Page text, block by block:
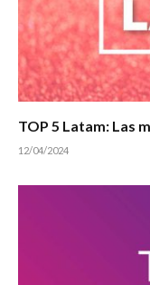
TOP 5 Latam: Las
12/04/2024